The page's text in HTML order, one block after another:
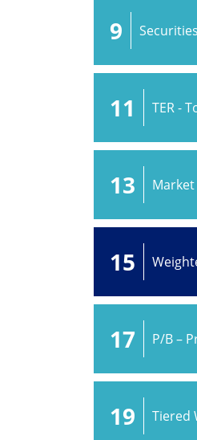
9
11 TER -
13
15
17 P/B –
19 Tiered